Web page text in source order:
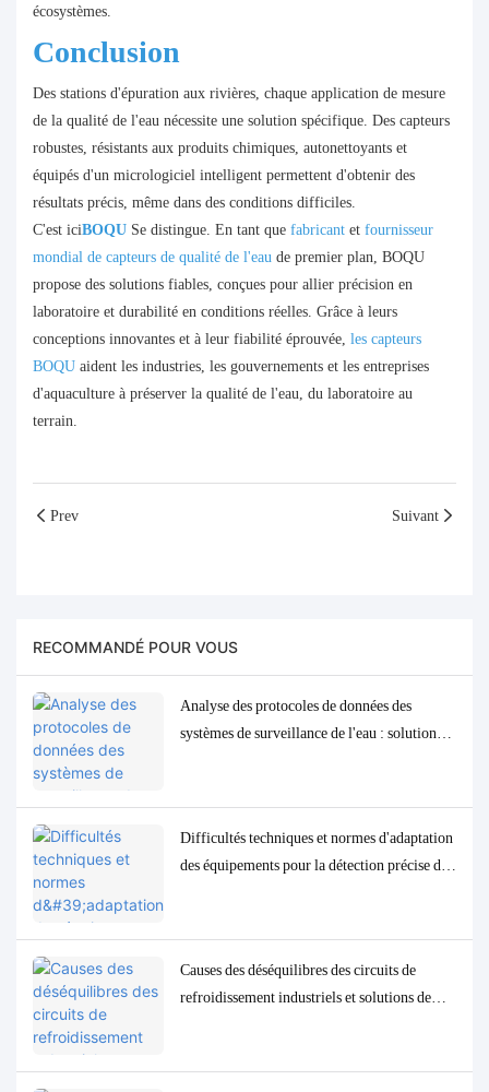
écosystèmes.
Conclusion
Des stations d'épuration aux rivières, chaque application de mesure
de la qualité de l'eau nécessite une solution spécifique. Des capteurs
robustes, résistants aux produits chimiques, autonettoyants et
équipés d'un micrologiciel intelligent permettent d'obtenir des
résultats précis, même dans des conditions difficiles.
C'est iciBOQU Se distingue. En tant que fabricant et fournisseur
mondial de capteurs de qualité de l'eau de premier plan, BOQU
propose des solutions fiables, conçues pour allier précision en
laboratoire et durabilité en conditions réelles. Grâce à leurs
conceptions innovantes et à leur fiabilité éprouvée, les capteurs
BOQU aident les industries, les gouvernements et les entreprises
d'aquaculture à préserver la qualité de l'eau, du laboratoire au
terrain.
Prev Suivant
RECOMMANDÉ POUR VOUS
Analyse des protocoles de données des
systèmes de surveillance de l'eau : solutions
Difficultés techniques et normes d'adaptation
des équipements pour la détection précise des
Causes des déséquilibres des circuits de
refroidissement industriels et solutions de